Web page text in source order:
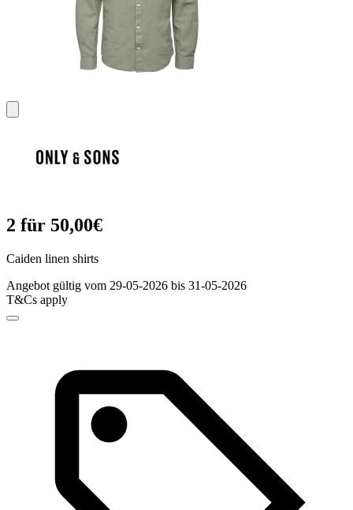
2 für 50,00€
Caiden linen shirts
Angebot gültig vom 29-05-2026 bis 31-05-2026
T&Cs apply